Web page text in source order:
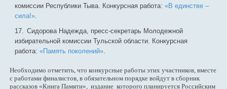
комиссии Республики Тыва. Конкурсная работа:«В единстве –
сила!».
Сидорова Надежда, пресс-секретарь Молодежной
избирательной комиссии Тульской области. Конкурсная
работа:«Память поколений».
Необходимо отметить, что конкурсные работы этих участников, вместе
с работами финалистов, в обязательном порядке войдут в сборник
рассказов «Книга Памяти», издание которого планируется Российским